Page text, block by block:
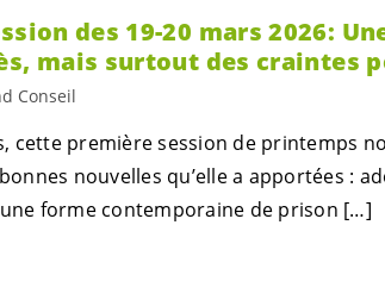
des 19-20 mars 2026:
mais surtout des craintes
Conseil
cette première session de printemps
nouvelles qu’elle a apportées :
forme contemporaine de prison […]